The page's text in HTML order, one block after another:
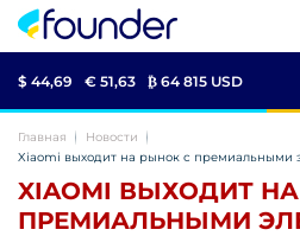
$ 44,69 € 51,63 ₿ 64 815 USD
Главная
Новости
Xiaomi выходит на рынок с премиальными
XIAOMI ВЫХОДИТ
ПРЕМИАЛЬНЫМИ